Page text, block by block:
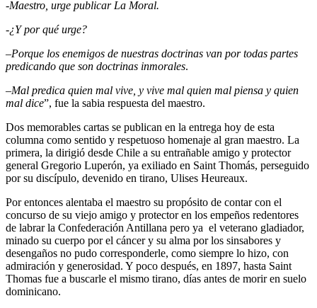
-Maestro, urge publicar La Moral.
-¿Y por qué urge?
–Porque los enemigos de nuestras doctrinas van por todas partes
predicando que son doctrinas inmorales.
–Mal predica quien mal vive, y vive mal quien mal piensa y quien
mal dice”, fue la sabia respuesta del maestro.
Dos memorables cartas se publican en la entrega hoy de esta
columna como sentido y respetuoso homenaje al gran maestro. La
primera, la dirigió desde Chile a su entrañable amigo y protector
general Gregorio Luperón, ya exiliado en Saint Thomás, perseguido
por su discípulo, devenido en tirano, Ulises Heureaux.
Por entonces alentaba el maestro su propósito de contar con el
concurso de su viejo amigo y protector en los empeños redentores
de labrar la Confederación Antillana pero ya el veterano gladiador,
minado su cuerpo por el cáncer y su alma por los sinsabores y
desengaños no pudo corresponderle, como siempre lo hizo, con
admiración y generosidad. Y poco después, en 1897, hasta Saint
Thomas fue a buscarle el mismo tirano, días antes de morir en suelo
dominicano.